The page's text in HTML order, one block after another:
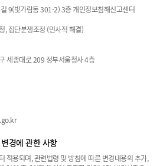
9(빛가람동 301-2) 3층 개인정보침해신고센터
, 집단분쟁조정 (민사적 해결)
세종대로 209 정부서울청사 4층
경에 관한 사항
적용되며, 관련법령 및 방침에 따른 변경내용의 추가,